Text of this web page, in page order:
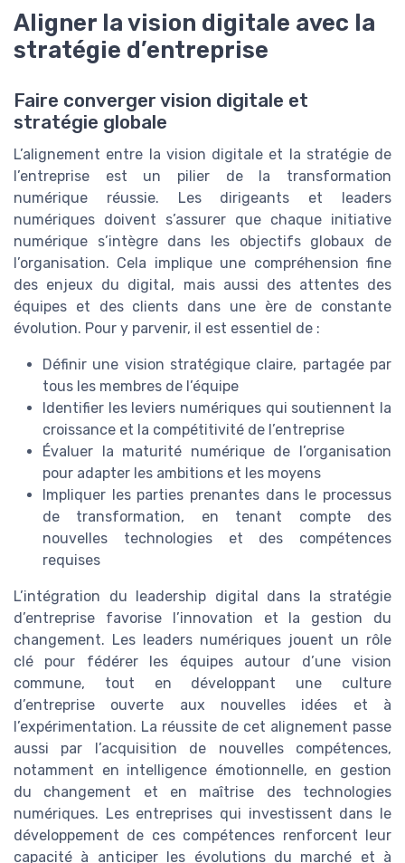
Aligner la vision digitale avec la
stratégie d’entreprise
Faire converger vision digitale et
stratégie globale
L’alignement entre la vision digitale et la stratégie de
l’entreprise est un pilier de la transformation
numérique réussie. Les dirigeants et leaders
numériques doivent s’assurer que chaque initiative
numérique s’intègre dans les objectifs globaux de
l’organisation. Cela implique une compréhension fine
des enjeux du digital, mais aussi des attentes des
équipes et des clients dans une ère de constante
évolution. Pour y parvenir, il est essentiel de :
Définir une vision stratégique claire, partagée par
tous les membres de l’équipe
Identifier les leviers numériques qui soutiennent la
croissance et la compétitivité de l’entreprise
Évaluer la maturité numérique de l’organisation
pour adapter les ambitions et les moyens
Impliquer les parties prenantes dans le processus
de transformation, en tenant compte des
nouvelles technologies et des compétences
requises
L’intégration du leadership digital dans la stratégie
d’entreprise favorise l’innovation et la gestion du
changement. Les leaders numériques jouent un rôle
clé pour fédérer les équipes autour d’une vision
commune, tout en développant une culture
d’entreprise ouverte aux nouvelles idées et à
l’expérimentation. La réussite de cet alignement passe
aussi par l’acquisition de nouvelles compétences,
notamment en intelligence émotionnelle, en gestion
du changement et en maîtrise des technologies
numériques. Les entreprises qui investissent dans le
développement de ces compétences renforcent leur
capacité à anticiper les évolutions du marché et à